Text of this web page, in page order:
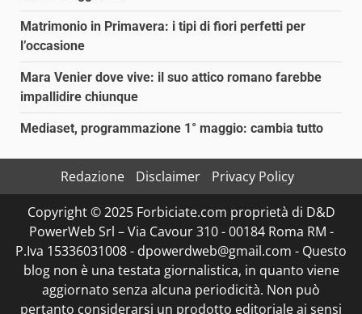
Matrimonio in Primavera: i tipi di fiori perfetti per
l’occasione
Mara Venier dove vive: il suo attico romano farebbe
impallidire chiunque
Mediaset, programmazione 1° maggio: cambia tutto
Redazione Disclaimer
Privacy Policy
Copyright © 2025 Forbiciate.com proprietà di D&D
PowerWeb Srl – Via Cavour 310 - 00184 Roma RM -
P.Iva 15336031008 - dpowerdweb@gmail.com - Questo
blog non è una testata giornalistica, in quanto viene
aggiornato senza alcuna periodicità. Non può
pertanto considerarsi un prodotto editoriale ai sensi